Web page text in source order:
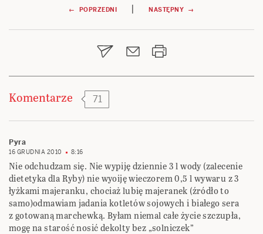
Nawigacja
wpisu
← POPRZEDNI | NASTĘPNY →
Komentarze 71
Pyra
16 GRUDNIA 2010 8:16
Nie odchudzam się. Nie wypiję dziennie 3 l wody (zalecenie
dietetyka dla Ryby) nie wyoiję wieczorem 0,5 l wywaru z 3
łyżkami majeranku, chociaż lubię majeranek (źródło to
samo)odmawiam jadania kotletów sojowych i białego sera
z gotowaną marchewką. Byłam niemal całe życie szczupła,
mogę na starość nosić dekolty bez „solniczek”